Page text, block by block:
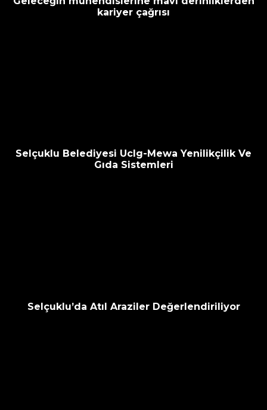
kariyer çağrısı
Selçuklu Belediyesi Uclg-Mewa Yenilikçilik Ve
Gıda Sistemleri
Selçuklu’da Atıl Araziler Değerlendiriliyor